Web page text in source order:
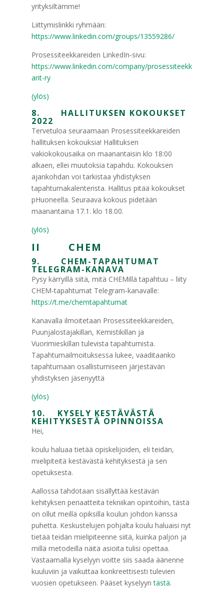
yrityksiltämme!
Liittymislinkki ryhmään:
https://www.linkedin.com/groups/13559286/
Prosessiteekkareiden LinkedIn-sivu:
https://www.linkedin.com/company/prosessiteekk
arit-ry
(ylös)
8. HALLITUKSEN KOKOUKSET
2022
Tervetuloa seuraamaan Prosessiteekkareiden
hallituksen kokouksia! Hallituksen
vakiokokousaika on maanantaisin klo 18:00
alkaen, ellei muutoksia tapahdu. Kokouksen
ajankohdan voi tarkistaa yhdistyksen
tapahtumakalenterista. Hallitus pitää kokoukset
pHuoneella. Seuraava kokous pidetään
maanantaina 17.1. klo 18.00.
(ylös)
II CHEM
9. CHEM-TAPAHTUMAT
TELEGRAM-KANAVA
Pysy kärryillä siitä, mitä CHEMillä tapahtuu – liity
CHEM-tapahtumat Telegram-kanavalle:
https://t.me/chemtapahtumat
Kanavalla ilmoitetaan Prosessiteekkareiden,
Puunjalostajakillan, Kemistikillan ja
Vuorimieskillan tulevista tapahtumista.
Tapahtumailmoituksessa lukee, vaaditaanko
tapahtumaan osallistumiseen järjestävän
yhdistyksen jäsenyyttä
(ylös)
10. KYSELY KESTÄVÄSTÄ
KEHITYKSESTÄ OPINNOISSA
Hei,
koulu haluaa tietää opiskelijoiden, eli teidän,
mielipiteitä kestävästä kehityksestä ja sen
opetuksesta.
Aallossa tahdotaan sisällyttää kestävän
kehityksen periaatteita tekniikan opintoihin, tästä
on ollut meillä opiksilla koulun johdon kanssa
puhetta. Keskustelujen pohjalta koulu haluaisi nyt
tietää teidän mielipiteenne siitä, kuinka paljon ja
millä metodeilla näitä asioita tulisi opettaa.
Vastaamalla kyselyyn voitte siis saada äänenne
kuuluviin ja vaikuttaa konkreettisesti tulevien
vuosien opetukseen. Pääset kyselyyntästä.